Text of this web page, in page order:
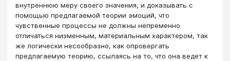
внутреннюю меру своего значения, и доказывать с
помощью предлагаемой теории эмоций, что
чувственные процессы не должны непременно
отличаться низменным, материальным характером, так
же логически несообразно, как опровергать
предлагаемую теорию, ссылаясь на то, что она ведет к